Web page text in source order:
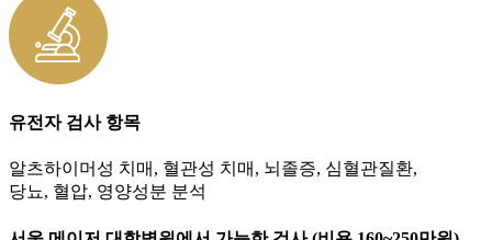
유전자 검사항목
알츠하이머성 치매, 혈관성 치매, 뇌졸증, 심혈관질환,
당뇨, 혈압, 영양성분 분석